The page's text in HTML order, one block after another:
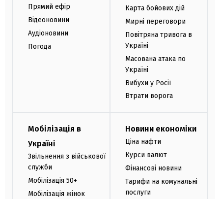
Прямий ефір
Відеоновини
Аудіоновини
Погода
Карта бойових дій
Мирні переговори
Повітряна тривога в
Україні
Масована атака по
Україні
Вибухи у Росії
Втрати ворога
Мобілізація в
Україні
Звільнення з військової
служби
Мобілізація 50+
Мобілізація жінок
Новини економіки
Ціна нафти
Курси валют
Фінансові новини
Тарифи на комунальні
послуги